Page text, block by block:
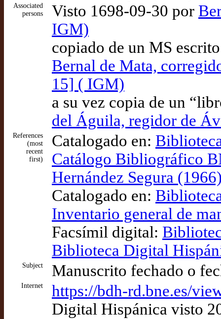
Associated
persons
Visto 1698-09-30 por
IGM)
copiado de un MS
Bernal de Mata,
15] ( IGM)
a su vez copia de un
del Águila, regidor de
References
(most
recent
first)
Catalogado en:
Catálogo Bibliográfico
Hernández Segura
Catalogado en:
Inventario general de
Facsímil digital:
Biblioteca Digital
Subject Manuscrito fechado o
Internet
https://bdh-rd.bne.es/
Digital Hispánica visto